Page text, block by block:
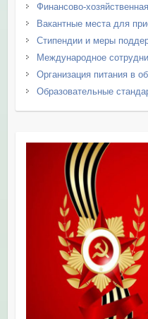
Финансово-
Вакантные места для
Стипендии и меры
Международное
Организация питания в
Образовательные